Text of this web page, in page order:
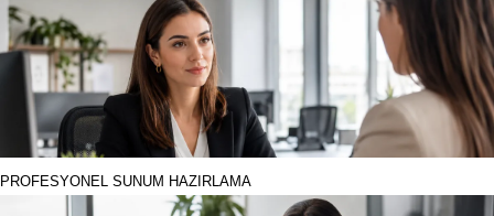
PROFESYONEL SUNUM HAZIRLAMA